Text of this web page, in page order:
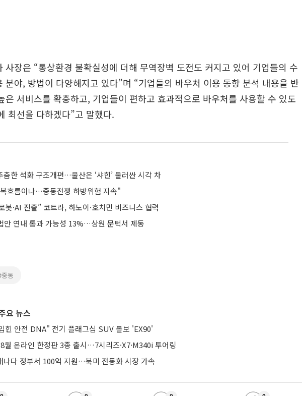
사장은 “통상환경 불확실성에 더해 무역장벽 도전도 커지고 있어 기업들의 수
분야, 방법이 다양해지고 있다”며 “기업들의 바우처 이용 동향 분석 내용을 반
은 서비스를 확충하고, 기업들이 편하고 효과적으로 바우처를 사용할 수 있도
최선을 다하겠다”고 말했다.
춤한 석화 구조개편…울산은 ‘샤힌’ 둘러싼 시각 차
흐름이나…중동전쟁 하방위험 지속"
봇·AI 진출” 코트라, 하노이·호치민 비즈니스 협력
안 연내 통과 가능성 13%…상원 문턱서 제동
동
요 뉴스
힌 안전 DNA" 전기 플래그십 SUV 볼보 'EX90'
월 온라인 한정판 3종 출시…7시리즈·X7·M340i 투어링
나다 정부서 100억 지원…북미 전동화 시장 가속